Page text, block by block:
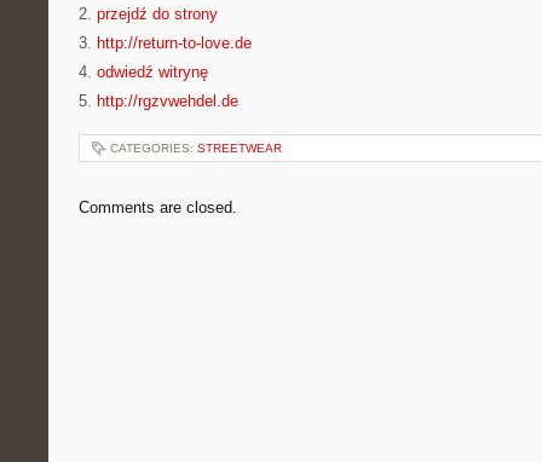
2. przejdź do strony
3. http://return-to-love.de
4. odwiedź witrynę
5. http://rgzvwehdel.de
CATEGORIES: STREETWEAR
Comments are closed.